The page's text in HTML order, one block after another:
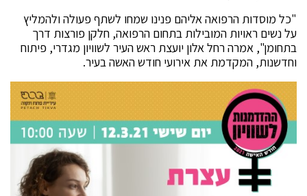
"כל מוסדות הרפואה אליהם פנינו שמחו לשתף פעולה ולהמליץ
על נשים ראויות המובילות בתחום הרפואה, חלקן פורצות דרך
בתחומן", אמרה רחל אלון יועצת ראש העיר לשוויון מגדרי, פיתוח
וחדשנות, המקדמת את אירועי חודש האשה בעיר.